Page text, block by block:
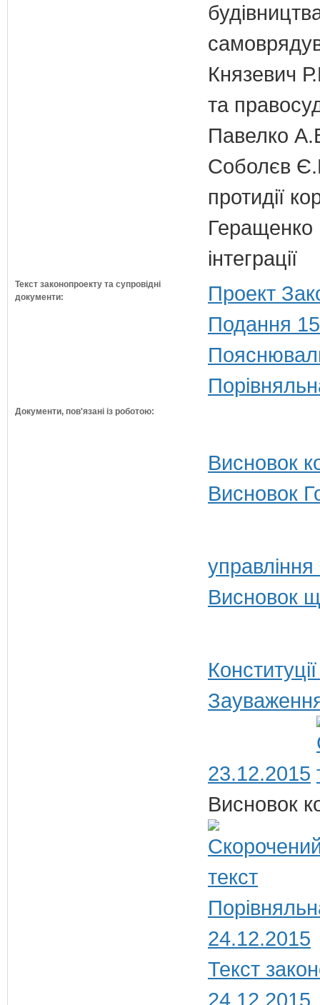
Князевич
та
Павелко
Соболєв
протидії
Геращенко
інтеграції
Текст законопроекту та супровідні
документи:
Проект
Подання
Документи, пов'язані із роботою:
Висновок
Висновок
Висновок
23.12.2015
Висновок
24.12.2015
Текст
24.12.2015